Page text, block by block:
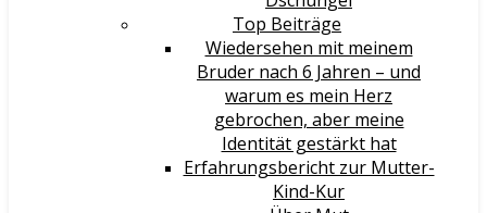
Top Beiträge
Wiedersehen mit meinem
Bruder nach 6 Jahren – und
warum es mein Herz
gebrochen, aber meine
Identität gestärkt hat
Erfahrungsbericht zur Mutter-
Kind-Kur